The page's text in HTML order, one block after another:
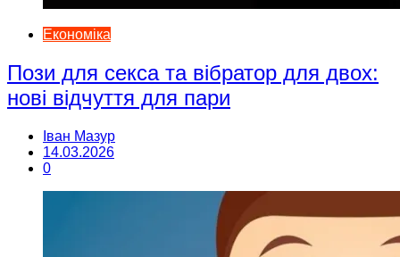
Економіка
Пози для секса та вібратор для двох:
нові відчуття для пари
Іван Мазур
14.03.2026
0